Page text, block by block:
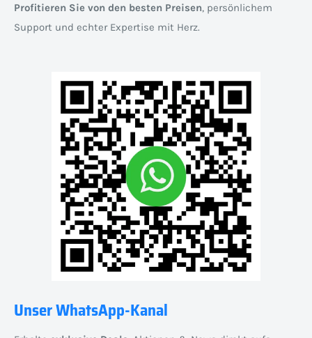
Profitieren Sie von den besten Preisen, persönlichem
Support und echter Expertise mit Herz.
Unser WhatsApp-Kanal